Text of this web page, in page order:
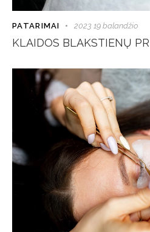
PATARIMAI 2023 19 balandžio
KLAIDOS BLAKSTIENŲ